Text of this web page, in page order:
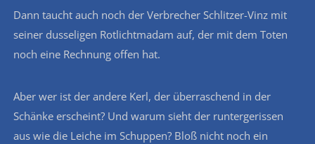
Dann taucht auch noch der Verbrecher Schlitzer-Vinz mit
seiner dusseligen Rotlichtmadam auf, der mit dem Toten
noch eine Rechnung offen hat.
Aber wer ist der andere Kerl, der überraschend in der
Schänke erscheint? Und warum sieht der runtergerissen
aus wie die Leiche im Schuppen? Bloß nicht noch ein